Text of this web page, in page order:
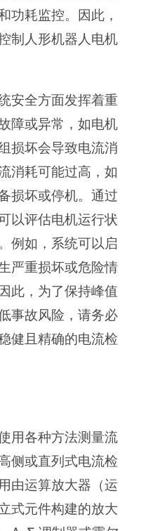
功耗监控。因此，
制人形机器人电机
安全方面发挥着重
障或异常，如电机
损坏会导致电流消
消耗可能过高，如
损坏或停机。通过
以评估电机运行状
例如，系统可以启
严重损坏或危险情
此，为了保持峰值
事故风险，请务必
健且精确的电流检
用各种方法测量流
侧或直列式电流检
由运算放大器（运
式元件构建的放大